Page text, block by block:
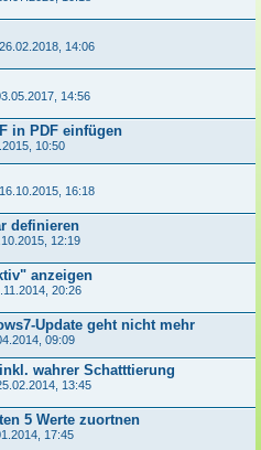
26.02.2018, 14:06
14:56
in PDF einfügen
10:50
16.10.2015, 16:18
definieren
12:19
anzeigen
20:26
Update geht nicht mehr
09:09
wahrer Schatttierung
13:45
5 Werte zuortnen
17:45